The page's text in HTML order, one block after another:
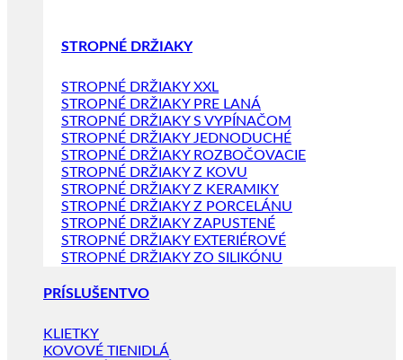
STROPNÉ DRŽIAKY
STROPNÉ DRŽIAKY XXL
STROPNÉ DRŽIAKY PRE LANÁ
STROPNÉ DRŽIAKY S VYPÍNAČOM
STROPNÉ DRŽIAKY JEDNODUCHÉ
STROPNÉ DRŽIAKY ROZBOČOVACIE
STROPNÉ DRŽIAKY Z KOVU
STROPNÉ DRŽIAKY Z KERAMIKY
STROPNÉ DRŽIAKY Z PORCELÁNU
STROPNÉ DRŽIAKY ZAPUSTENÉ
STROPNÉ DRŽIAKY EXTERIÉROVÉ
STROPNÉ DRŽIAKY ZO SILIKÓNU
PRÍSLUŠENTVO
KLIETKY
KOVOVÉ TIENIDLÁ